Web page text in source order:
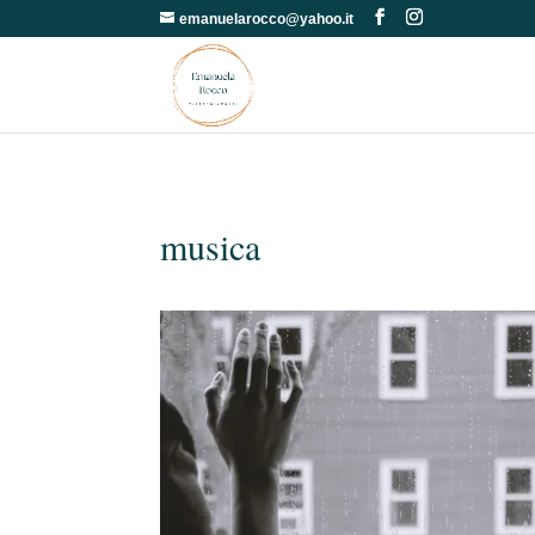
emanuelarocco@yahoo.it
musica